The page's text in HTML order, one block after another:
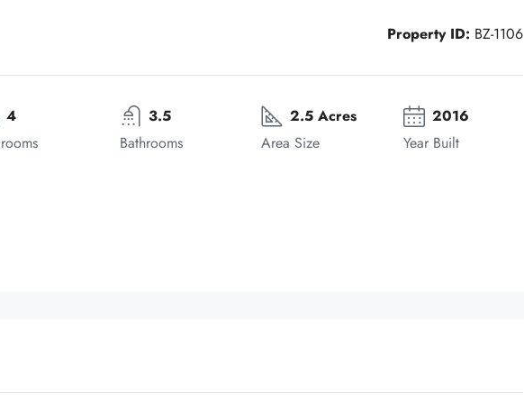
Property ID: BZ-1106
4
3.5
Bathrooms
2.5 Acres
Area Size
2016
Year Built